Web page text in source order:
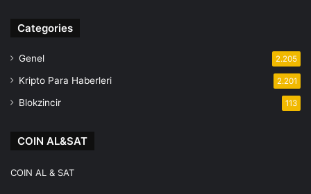
Categories
Genel 2.205
Kripto Para Haberleri 2.201
Blokzincir 113
COIN AL&SAT
COIN AL & SAT